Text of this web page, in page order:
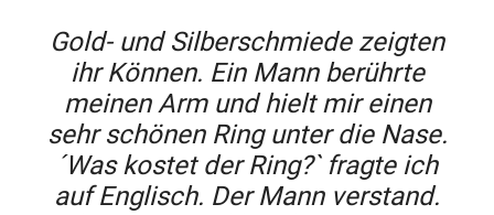
Gold- und Silberschmiede zeigten
ihr Können. Ein Mann berührte
meinen Arm und hielt mir einen
sehr schönen Ring unter die Nase.
´Was kostet der Ring?` fragte ich
auf Englisch. Der Mann verstand.